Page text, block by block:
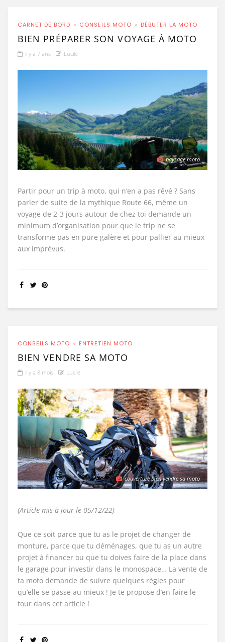
CARNET DE BORD CONSEILS MOTO DÉBUTER LA MOTO
BIEN PRÉPARER SON VOYAGE À MOTO
il y a 7 ans Lucile
paysage moto
Partir pour un trip à moto, qui n’en a pas rêvé ? Sans
parler de suite de la mythique Route 66, même un
voyage de 2-3 jours autour de chez toi demande un
minimum d’organisation pour que le trip ne se
transforme pas en pure galère et pour pallier au mieux
aux imprévus.
CONSEILS MOTO ENTRETIEN MOTO
BIEN VENDRE SA MOTO
il y a 8 mois Lucile
couverture bien vendre sa moto
(Article mis à jour le 05/12/22)
Que ce soit parce que tu as le projet de changer de
monture, parce que tu déménages, que tu as un autre
projet à financer ou que tu doives faire de la place dans
le garage pour investir dans le monospace… La vente de
ta moto demande de suivre quelques règles pour
qu’elle se passe au mieux ! Je te propose d’en faire le
tour dans cet article !